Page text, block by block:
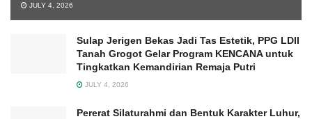
JULY 4, 2026
Sulap Jerigen Bekas Jadi Tas Estetik, PPG LDII
Tanah Grogot Gelar Program KENCANA untuk
Tingkatkan Kemandirian Remaja Putri
JULY 4, 2026
Pererat Silaturahmi dan Bentuk Karakter Luhur,